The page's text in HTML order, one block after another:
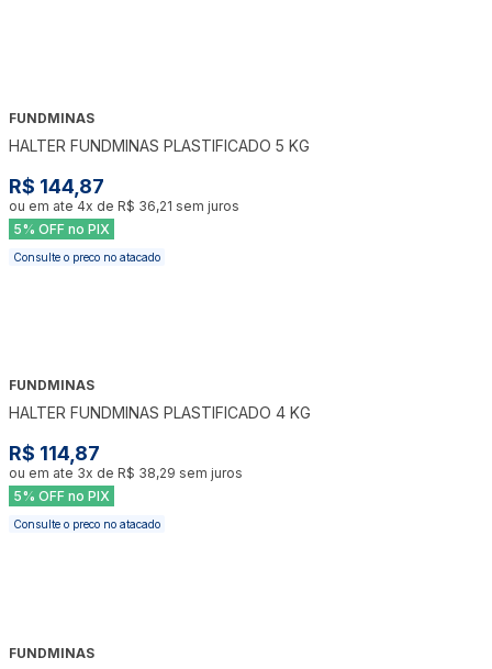
FUNDMINAS
HALTER FUNDMINAS PLASTIFICADO 5 KG
R$ 144,87
ou em ate 4x de R$ 36,21 sem juros
5% OFF no PIX
Consulte o preco no atacado
FUNDMINAS
HALTER FUNDMINAS PLASTIFICADO 4 KG
R$ 114,87
ou em ate 3x de R$ 38,29 sem juros
5% OFF no PIX
Consulte o preco no atacado
FUNDMINAS